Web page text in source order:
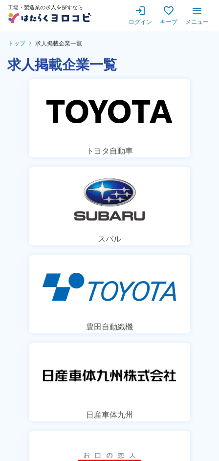
工場・製造業の求人を探すなら
ログイン キープ メニュー
トップ 求人掲載企業一覧
求人掲載企業一覧
トヨタ自動車
スバル
豊田自動織機
日産車体九州